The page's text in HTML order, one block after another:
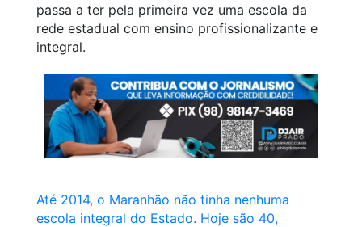
passa a ter pela primeira vez uma escola da
rede estadual com ensino profissionalizante e
integral.
Até 2014, o Maranhão não tinha nenhuma
escola integral do Estado. Hoje são 40,